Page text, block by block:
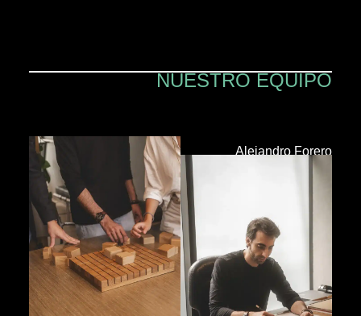
NUESTRO EQUIPO
Equipo Green Mecano
Alejandro Forero